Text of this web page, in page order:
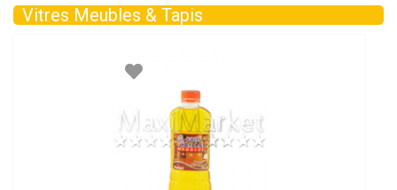
Vitres Meubles & Tapis